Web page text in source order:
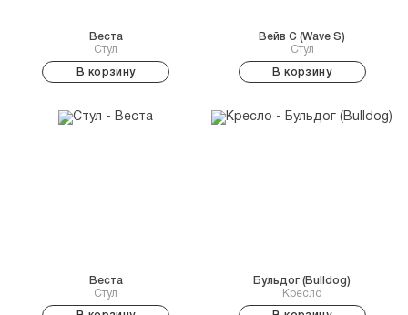
Стул
Веста
В корзину
Стул
Вейв С (Wave S)
В корзину
Стул
Веста
Кресло
Бульдог (Bulldog)